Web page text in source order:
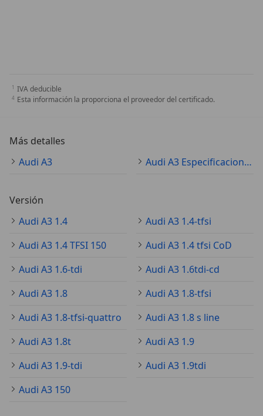
IVA deducible
Esta información la proporciona el proveedor del certificado.
Más detalles
Audi A3
Audi A3 Especificaciones técnicas
Versión
Audi A3 1.4
Audi A3 1.4-tfsi
Audi A3 1.4 TFSI 150
Audi A3 1.4 tfsi CoD
Audi A3 1.6-tdi
Audi A3 1.6tdi-cd
Audi A3 1.8
Audi A3 1.8-tfsi
Audi A3 1.8-tfsi-quattro
Audi A3 1.8 s line
Audi A3 1.8t
Audi A3 1.9
Audi A3 1.9-tdi
Audi A3 1.9tdi
Audi A3 150